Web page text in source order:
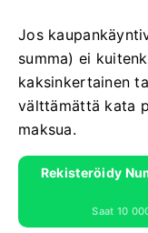
Jos
summa) ei
kaksinkertainen
välttämättä kata
maksua.
Rekisteröidy
Saat 10